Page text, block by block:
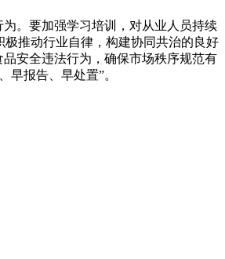
。要加强学习培训，对从业人员持续
推动行业自律，构建协同共治的良好
安全违法行为，确保市场秩序规范有
报告、早处置”。